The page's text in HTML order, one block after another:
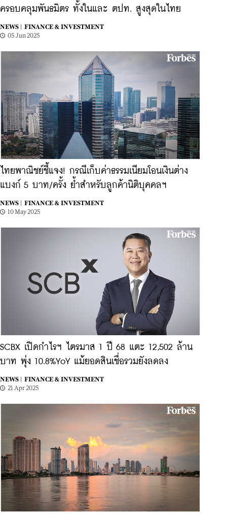
ครอบคลุมพันธมิตร ทั้งในและ ตปท. สูงสุดในไทย
NEWS |
FINANCE & INVESTMENT
05 Jun 2025
ไทยพาณิชย์ชี้แจง! กรณีเก็บค่าธรรมเนียมโอนเงินต่าง
แบงก์ 5 บาท/ครั้ง ย้ำสำหรับลูกค้านิติบุคคลฯ
NEWS |
FINANCE & INVESTMENT
10 May 2025
SCBX เปิดกำไรฯ ไตรมาส 1 ปี 68 แตะ 12,502 ล้าน
บาท พุ่ง 10.8%YoY แม้ยอดสินเชื่อรวมยังลดลง
NEWS |
FINANCE & INVESTMENT
21 Apr 2025